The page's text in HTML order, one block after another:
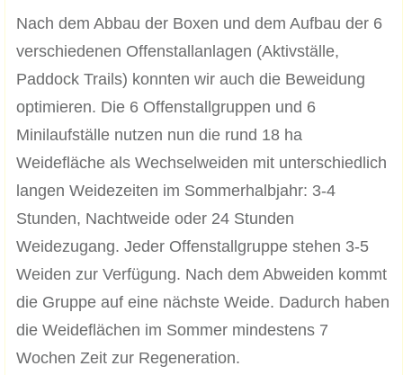
Nach dem Abbau der Boxen und dem Aufbau der 6
verschiedenen Offenstallanlagen (Aktivställe,
Paddock Trails) konnten wir auch die Beweidung
optimieren. Die 6 Offenstallgruppen und 6
Minilaufställe nutzen nun die rund 18 ha
Weidefläche als Wechselweiden mit unterschiedlich
langen Weidezeiten im Sommerhalbjahr: 3-4
Stunden, Nachtweide oder 24 Stunden
Weidezugang. Jeder Offenstallgruppe stehen 3-5
Weiden zur Verfügung. Nach dem Abweiden kommt
die Gruppe auf eine nächste Weide. Dadurch haben
die Weideflächen im Sommer mindestens 7
Wochen Zeit zur Regeneration.